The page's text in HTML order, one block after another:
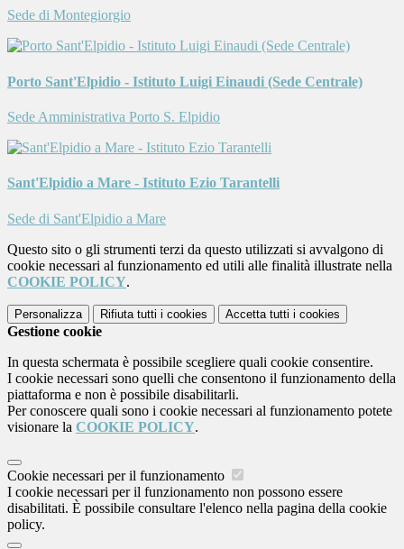
Sede di Montegiorgio
Porto Sant'Elpidio - Istituto Luigi Einaudi (Sede Centrale)
Sede Amministrativa Porto S. Elpidio
Sant'Elpidio a Mare - Istituto Ezio Tarantelli
Sede di Sant'Elpidio a Mare
Questo sito o gli strumenti terzi da questo utilizzati si avvalgono di
cookie necessari al funzionamento ed utili alle finalità illustrate nella
COOKIE POLICY.
Personalizza Rifiuta tutti i cookies Accetta tutti i cookies
Gestione cookie
In questa schermata è possibile scegliere quali cookie consentire.
I cookie necessari sono quelli che consentono il funzionamento della
piattaforma e non è possibile disabilitarli.
Per conoscere quali sono i cookie necessari al funzionamento potete
visionare la COOKIE POLICY.
Cookie necessari per il funzionamento
I cookie necessari per il funzionamento non possono essere
disabilitati. È possibile consultare l'elenco nella pagina della cookie
policy.